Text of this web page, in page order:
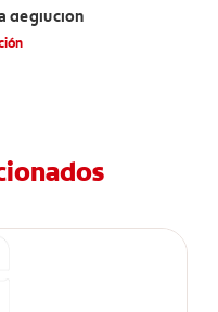
deglución